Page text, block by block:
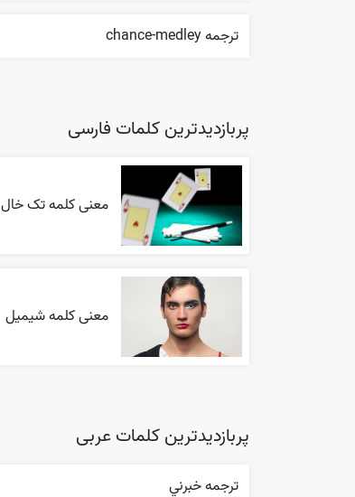
ترجمه chance-medley
پربازدیدترین کلمات فارسی
معنی کلمه تک خال
معنی کلمه شیمیل
پربازدیدترین کلمات عربی
ترجمه خبرني